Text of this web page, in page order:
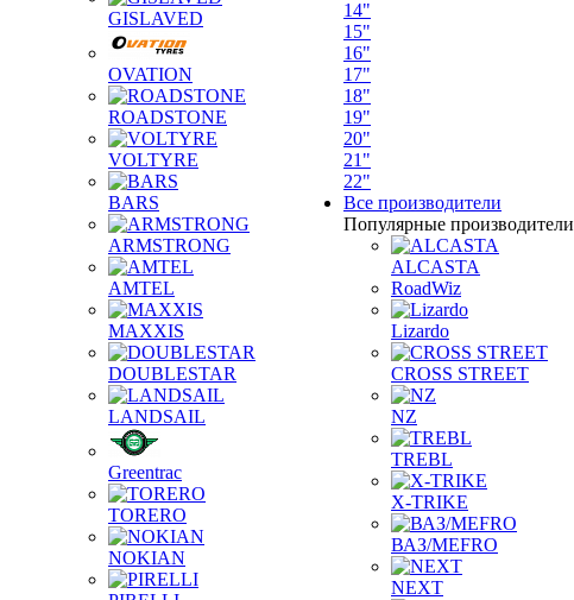
GISLAVED
OVATION
ROADSTONE
VOLTYRE
BARS
ARMSTRONG
AMTEL
MAXXIS
DOUBLESTAR
LANDSAIL
Greentrac
TORERO
NOKIAN
14"
15"
16"
17"
18"
19"
20"
21"
22"
Все производители
Популярные производители
ALCASTA
RoadWiz
Lizardo
CROSS STREET
NZ
TREBL
X-TRIKE
ВАЗ/MEFRO
NEXT